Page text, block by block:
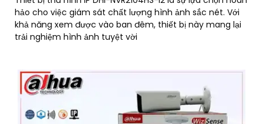
hảo cho việc giám sát chất lượng hình ảnh sắc nét. Với
khả năng xem được vào ban đêm, thiết bị này mang lại
trải nghiệm hình ảnh tuyệt vời